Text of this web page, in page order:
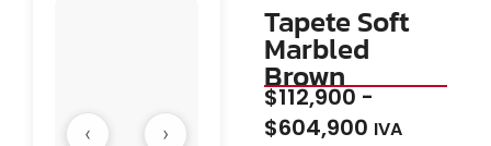
Tapete Soft
Marbled
Brown
$112,900-
$604,900 IVA
‹ ›